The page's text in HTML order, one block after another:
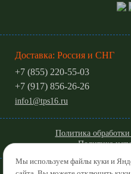
Доставка: Россия и СНГ
+7 (855) 220-55-03
+7 (917) 856-26-26
info1@tps16.ru
Политика
Политика
©
Мы используем файлы куки и